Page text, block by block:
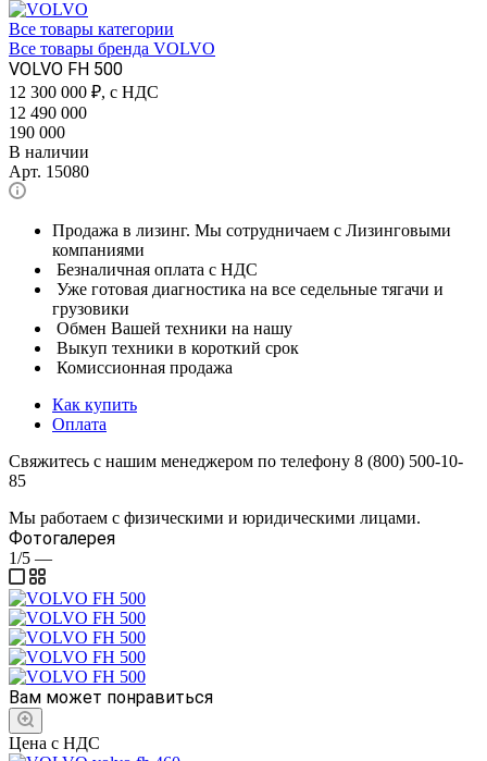
Все товары категории
Все товары бренда VOLVO
VOLVO FH 500
12 300 000 ₽, с НДС
12 490 000
190 000
В наличии
Арт. 15080
Продажа в лизинг. Мы сотрудничаем с Лизинговыми
компаниями
Безналичная оплата с НДС
Уже готовая диагностика на все седельные тягачи и
грузовики
Обмен Вашей техники на нашу
Выкуп техники в короткий срок
Комиссионная продажа
Как купить
Оплата
Свяжитесь с нашим менеджером по телефону 8 (800) 500-10-
85
Мы работаем с физическими и юридическими лицами.
Фотогалерея
1/5 —
Вам может понравиться
Цена с НДС